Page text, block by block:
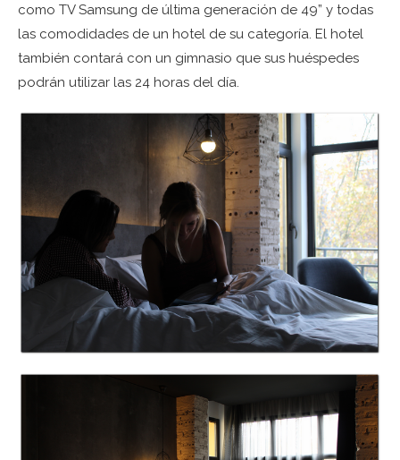
como TV Samsung de última generación de 49” y todas
las comodidades de un hotel de su categoría. El hotel
también contará con un gimnasio que sus huéspedes
podrán utilizar las 24 horas del día.